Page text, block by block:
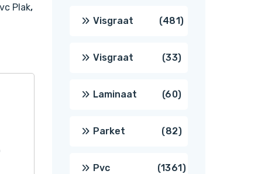
Plak,
producten
Visgraat 481481
Visgraat 3333
producten
Laminaat 6060
producten
Parket 8282
producten
Pvc 13611361